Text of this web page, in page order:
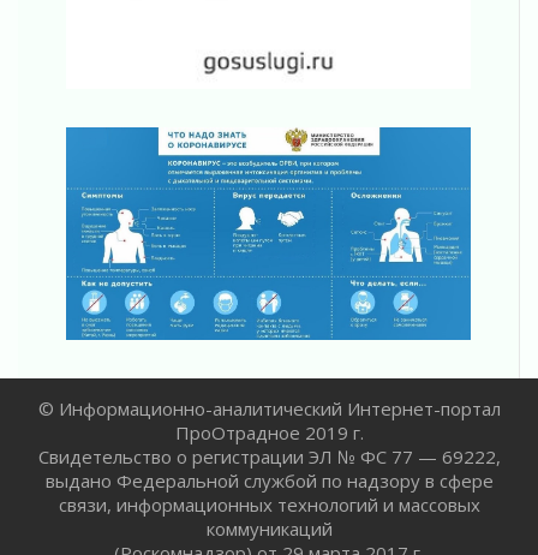
Редкие птенцы козодоя вылупились во
Всеволожском районе Ленобласти
Изменение расписания 565 автобуса
Объявлена продажа инвестиционных паев
29 июля 2026
Пик топливного кризиса в Ленинградской
области прошёл
29 июля 2026
Ленобласть вошла в двадцатку лидеров по
29 июля 2026
Легкоатлеты Ленинградской области вошли в
пятерку сильнейших на Первенстве России
29 июля 2026
Сотрудница почты в Кингисеппе
инсценировала пожар после кражи почти
полумиллиона рублей
© Информационно-аналитический Интернет-портал
ПроОтрадное 2019 г.
Свидетельство о регистрации ЭЛ № ФС 77 — 69222,
выдано Федеральной службой по надзору в сфере
связи, информационных технологий и массовых
коммуникаций